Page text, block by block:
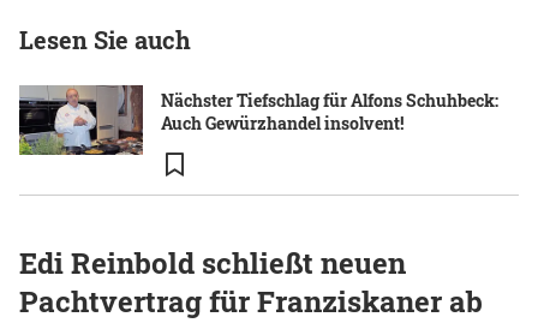
Lesen Sie auch
Nächster Tiefschlag für Alfons Schuhbeck:
Auch Gewürzhandel insolvent!
Edi Reinbold schließt neuen
Pachtvertrag für Franziskaner ab